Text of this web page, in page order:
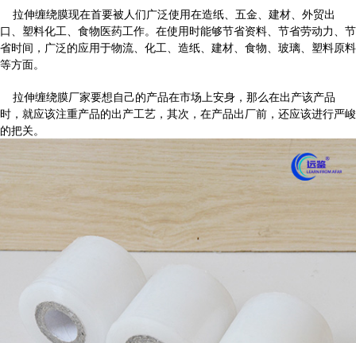
拉伸缠绕膜现在首要被人们广泛使用在造纸、五金、建材、外贸出
口、塑料化工、食物医药工作。在使用时能够节省资料、节省劳动力、节
省时间，广泛的应用于物流、化工、造纸、建材、食物、玻璃、塑料原料
等方面。
拉伸缠绕膜厂家要想自己的产品在市场上安身，那么在出产该产品
时，就应该注重产品的出产工艺，其次，在产品出厂前，还应该进行严峻
的把关。